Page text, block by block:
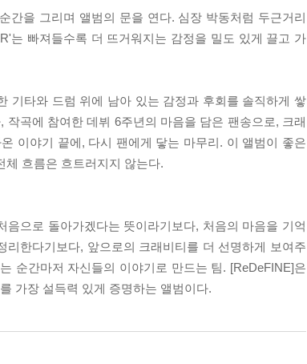
간을 그리며 앨범의 문을 연다. 심장 박동처럼 두근거리
는 빠져들수록 더 뜨거워지는 감정을 밀도 있게 끌고 가
기타와 드럼 위에 남아 있는 감정과 후회를 솔직하게 쌓
곡에 참여한 데뷔 6주년의 마음을 담은 팬송으로, 크래
이야기 끝에, 다시 팬에게 닿는 마무리. 이 앨범이 좋은
체 흐름은 흐트러지지 않는다.
으로 돌아가겠다는 뜻이라기보다, 처음의 마음을 기억
한다기보다, 앞으로의 크래비티를 더 선명하게 보여주
순간마저 자신들의 이야기로 만드는 팀. [ReDeFINE]은
가장 설득력 있게 증명하는 앨범이다.